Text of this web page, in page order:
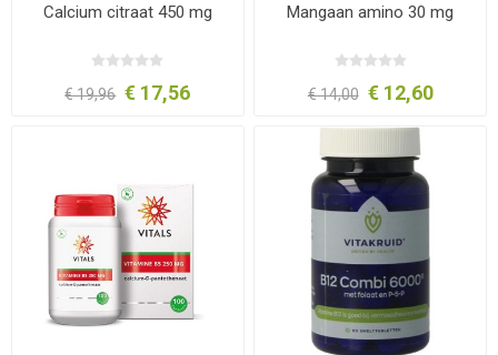
Calcium citraat 450 mg
€ 19,96 € 17,56
Mangaan amino 30 mg
€ 14,00 € 12,60